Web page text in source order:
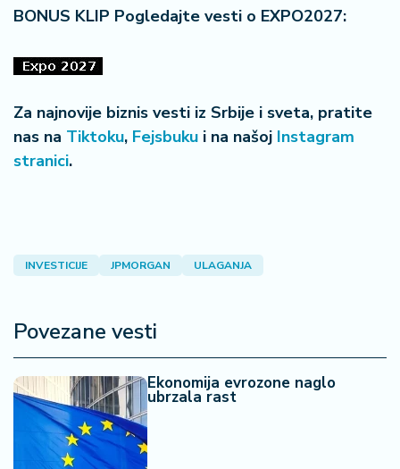
BONUS KLIP Pogledajte vesti o EXPO2027:
Za najnovije biznis vesti iz Srbije i sveta, pratite
nas na Tiktoku, Fejsbuku i na našoj Instagram
stranici.
INVESTICIJE JPMORGAN ULAGANJA
Povezane vesti
Ekonomija evrozone naglo
ubrzala rast